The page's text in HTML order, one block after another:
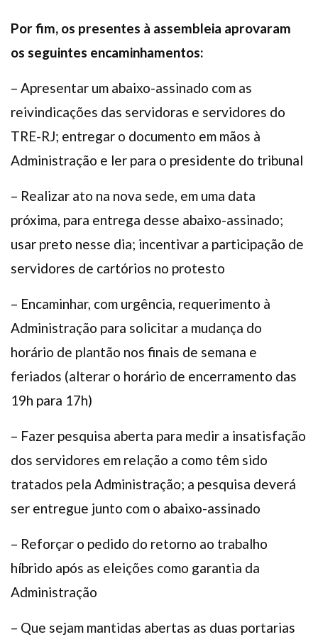
Por fim, os presentes à assembleia aprovaram
os seguintes encaminhamentos:
– Apresentar um abaixo-assinado com as
reivindicações das servidoras e servidores do
TRE-RJ; entregar o documento em mãos à
Administração e ler para o presidente do tribunal
– Realizar ato na nova sede, em uma data
próxima, para entrega desse abaixo-assinado;
usar preto nesse dia; incentivar a participação de
servidores de cartórios no protesto
– Encaminhar, com urgência, requerimento à
Administração para solicitar a mudança do
horário de plantão nos finais de semana e
feriados (alterar o horário de encerramento das
19h para 17h)
– Fazer pesquisa aberta para medir a insatisfação
dos servidores em relação a como têm sido
tratados pela Administração; a pesquisa deverá
ser entregue junto com o abaixo-assinado
– Reforçar o pedido do retorno ao trabalho
híbrido após as eleições como garantia da
Administração
– Que sejam mantidas abertas as duas portarias